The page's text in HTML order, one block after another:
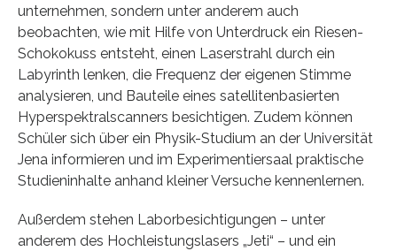
unternehmen, sondern unter anderem auch
beobachten, wie mit Hilfe von Unterdruck ein Riesen-
Schokokuss entsteht, einen Laserstrahl durch ein
Labyrinth lenken, die Frequenz der eigenen Stimme
analysieren, und Bauteile eines satellitenbasierten
Hyperspektralscanners besichtigen. Zudem können
Schüler sich über ein Physik-Studium an der Universität
Jena informieren und im Experimentiersaal praktische
Studieninhalte anhand kleiner Versuche kennenlernen.
Außerdem stehen Laborbesichtigungen – unter
anderem des Hochleistungslasers „Jeti“ – und ein